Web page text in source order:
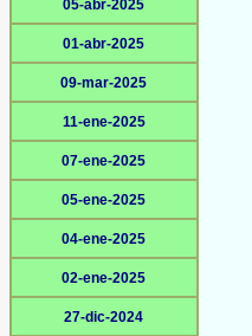
05-abr-2025
01-abr-2025
09-mar-2025
11-ene-2025
07-ene-2025
05-ene-2025
04-ene-2025
02-ene-2025
27-dic-2024